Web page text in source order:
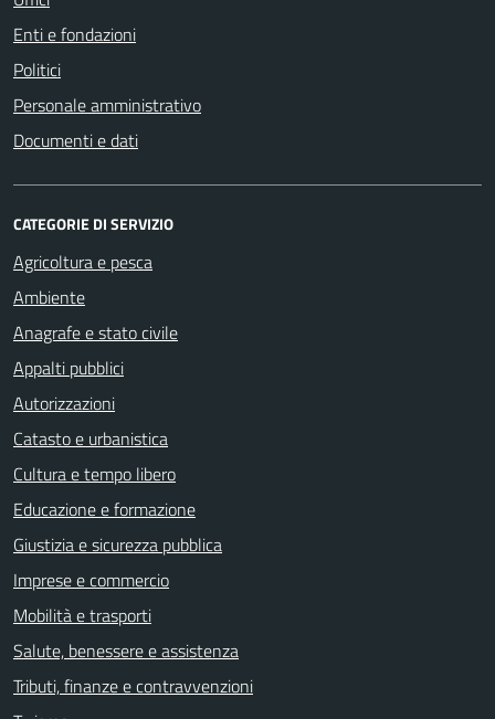
Enti e fondazioni
Politici
Personale amministrativo
Documenti e dati
CATEGORIE DI SERVIZIO
Agricoltura e pesca
Ambiente
Anagrafe e stato civile
Appalti pubblici
Autorizzazioni
Catasto e urbanistica
Cultura e tempo libero
Educazione e formazione
Giustizia e sicurezza pubblica
Imprese e commercio
Mobilità e trasporti
Salute, benessere e assistenza
Tributi, finanze e contravvenzioni